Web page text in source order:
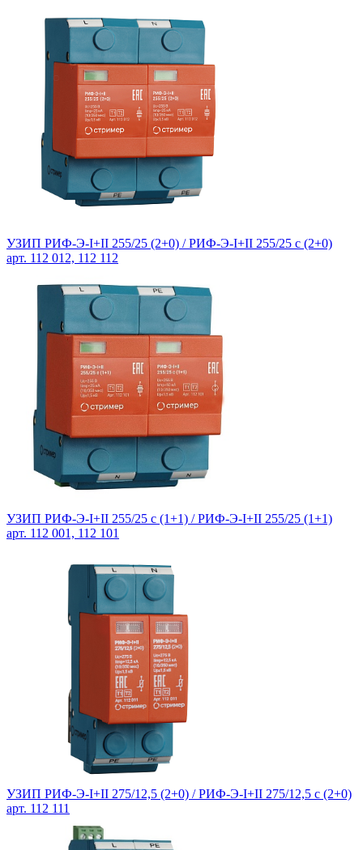
УЗИП РИФ-Э-I+II 255/25 (2+0) / РИФ-Э-I+II 255/25 с (2+0)
арт. 112 012, 112 112
УЗИП РИФ-Э-I+II 255/25 с (1+1) / РИФ-Э-I+II 255/25 (1+1)
арт. 112 001, 112 101
УЗИП РИФ-Э-I+II 275/12,5 (2+0) / РИФ-Э-I+II 275/12,5 с (2+0)
арт. 112 111